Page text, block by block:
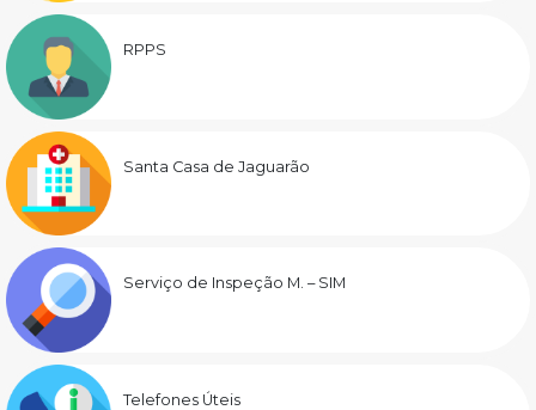
RPPS
Santa Casa de Jaguarão
Serviço de Inspeção M. – SIM
Telefones Úteis